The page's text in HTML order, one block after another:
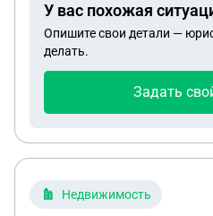
У вас похожая
Опишите свои детали —
делать.
Задать
Недвижимость